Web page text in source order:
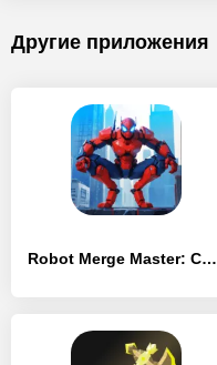
Другие приложения
Robot Merge Master: Car Games